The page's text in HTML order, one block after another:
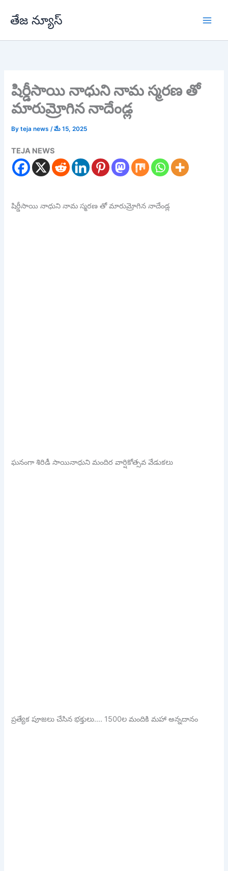
తేజ న్యూస్
షిర్డీసాయి నాధుని నామ స్మరణ తో
మారుమ్రోగిన నాదేండ్ల
Byteja news/మే 15, 2025
TEJA NEWS
షిర్డీసాయి నాధుని నామ స్మరణ తో మారుమ్రోగిన నాదేండ్ల
ఘనంగా శిరిడీ సాయినాధుని మందిర వార్షికోత్సవ వేడుకలు
ప్రత్యేక పూజలు చేసిన భక్తులు…. 1500ల మందికి మహా అన్నదానం